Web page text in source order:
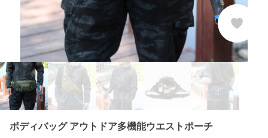
ボディバッグ アウトドア多機能ウエストポーチ